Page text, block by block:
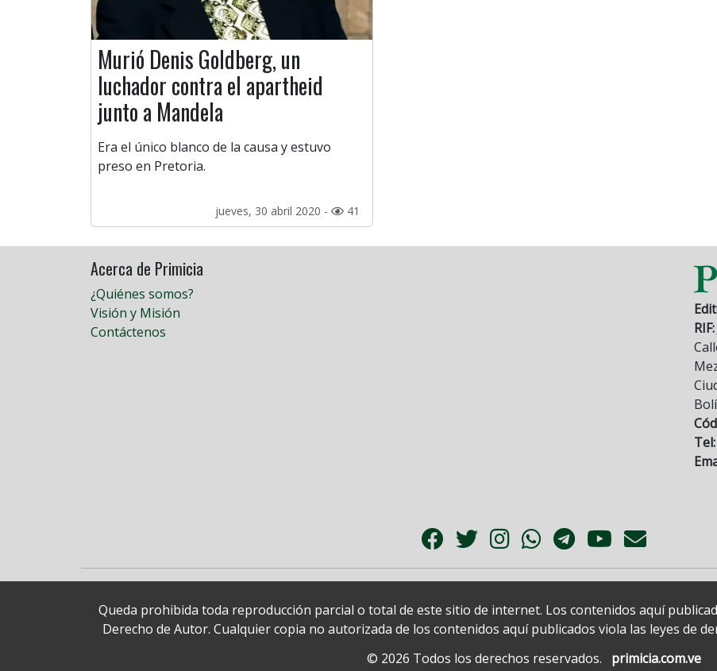
Murió Denis Goldberg, un
luchador contra el apartheid
junto a Mandela
Era el único blanco de la causa y estuvo
preso en Pretoria.
jueves, 30 abril 2020 - 41
Acerca de Primicia
¿Quiénes somos?
Visión y Misión
Contáctenos
Tel:
Queda prohibida toda reproducción parcial o total de este sitio de internet. Los contenidos aquí
Derecho de Autor. Cualquier copia no autorizada de los contenidos aquí publicados viola las leyes de
© 2026 Todos los derechos reservados.
primicia.com.ve